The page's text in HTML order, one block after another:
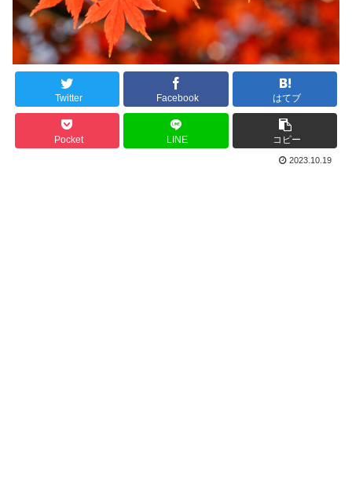
Twitter Facebook はてブ
Pocket LINE コピー
2023.10.19